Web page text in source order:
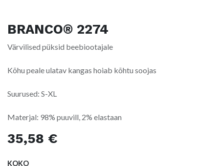
BRANCO® 2274
Värvilised püksid beebiootajale
Kõhu peale ulatav kangas hoiab kõhtu soojas
Suurused: S-XL
Materjal: 98% puuvill, 2% elastaan
35,58 €
KOKO